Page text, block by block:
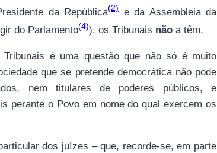
da República(2)
e da Assembleia da
do Parlamento(4)), os Tribunais não a têm.
é uma questão que não só é muito
que se pretende democrática não pode
nem titulares de poderes públicos, e
perante o Povo em nome do qual exercem os
dos juízes – que, recorde-se, em parte